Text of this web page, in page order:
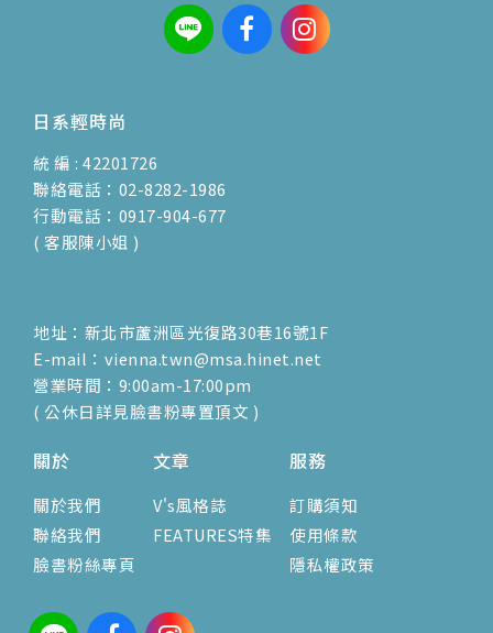
日系輕時尚
統 編 : 42201726
聯絡電話：02-8282-1986
行動電話：0917-904-677
( 客服陳小姐 )
地址：新北市蘆洲區光復路30巷16號1F
E-mail：vienna.twn@msa.hinet.net
營業時間：9:00am-17:00pm
( 公休日詳見臉書粉專置頂文 )
關於
關於我們
聯絡我們
臉書粉絲專頁
文章
V's風格誌
FEATURES特集
服務
訂購須知
使用條款
隱私權政策